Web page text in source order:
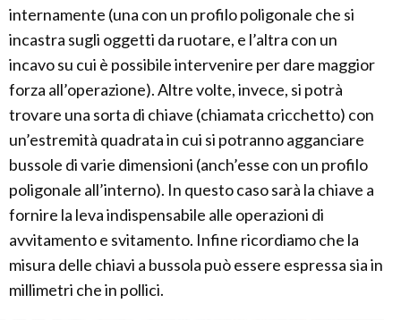
internamente (una con un profilo poligonale che si
incastra sugli oggetti da ruotare, e l’altra con un
incavo su cui è possibile intervenire per dare maggior
forza all’operazione). Altre volte, invece, si potrà
trovare una sorta di chiave (chiamata cricchetto) con
un’estremità quadrata in cui si potranno agganciare
bussole di varie dimensioni (anch’esse con un profilo
poligonale all’interno). In questo caso sarà la chiave a
fornire la leva indispensabile alle operazioni di
avvitamento e svitamento. Infine ricordiamo che la
misura delle chiavi a bussola può essere espressa sia in
millimetri che in pollici.